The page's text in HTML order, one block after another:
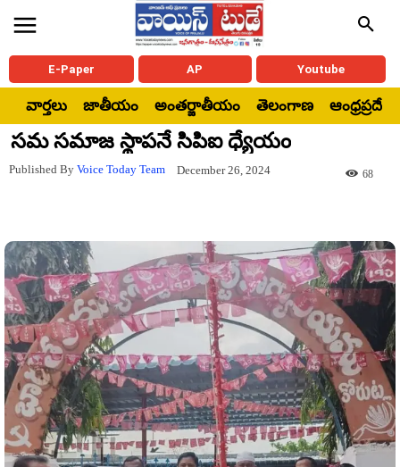
E-Paper AP Youtube
వార్తలు జాతీయం అంతర్జాతీయం తెలంగాణ ఆంధ్రప్రదేశ్
సమ సమాజ స్థాపనే సిపిఐ ధ్యేయం
Published By Voice Today Team December 26, 2024 68